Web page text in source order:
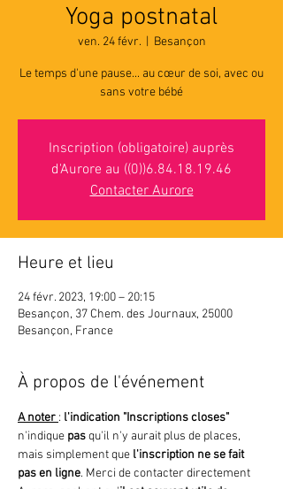
Yoga postnatal
ven. 24 févr.
  |
Besançon
Le temps d'une pause... au cœur de soi, avec ou
sans votre bébé
Inscription (obligatoire) auprès
d'Aurore au ((0))6.84.18.19.46
Contacter Aurore
Heure et lieu
24 févr. 2023, 19:00 – 20:15
Besançon, 37 Chem. des Journaux, 25000
Besançon, France
À propos de l'événement
A noter : l'indication "Inscriptions closes"
n'indique pas qu'il n'y aurait plus de places,
mais simplement que l'inscription ne se fait
pas en ligne. Merci de contacter directement